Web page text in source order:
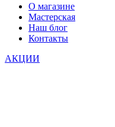
О магазине
Мастерская
Наш блог
Контакты
АКЦИИ